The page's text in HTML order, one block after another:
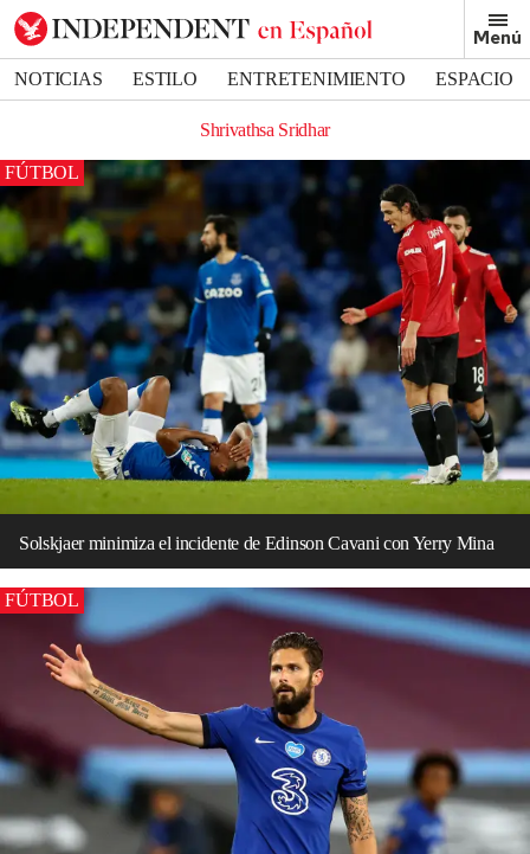
Menú
NOTICIAS ESTILO ENTRETENIMIENTO
ESPACIO
Shrivathsa Sridhar
FÚTBOL
Solskjaer minimiza el incidente de Edinson Cavani con Yerry Mina
FÚTBOL